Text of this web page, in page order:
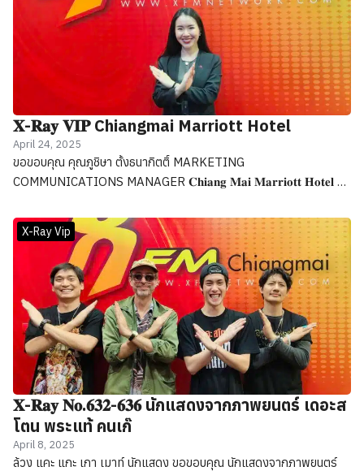
𝐗-𝐑𝐚𝐲 𝐕𝐈𝐏 Chiangmai Marriott Hotel
April 24, 2025
ขอขอบคุณ คุณภูชิษา ตั้งธนากิตติ์ MARKETING
COMMUNICATIONS MANAGER 𝐂𝐡𝐢𝐚𝐧𝐠 𝐌𝐚𝐢 𝐌𝐚𝐫𝐫𝐢𝐨𝐭𝐭 𝐇𝐨𝐭𝐞𝐥 วัน
อร่อยแบบต้นตำรับอิตาเลียน การันตีด้วยมิชลินไกด์ 4 ปีซ้อน
X-Ray Vip
𝐗-𝐑𝐚𝐲 𝐍𝐨.𝟔𝟑𝟐-𝟔𝟑𝟔 นักแสดงจากภาพยนตร์ เดอะส
โตน พระแท้ คนเก๊
April 8, 2025
ล้วง แคะ แกะ เกา เมาท์ นักแสดง ขอขอบคุณ นักแสดงจากภาพยนตร์